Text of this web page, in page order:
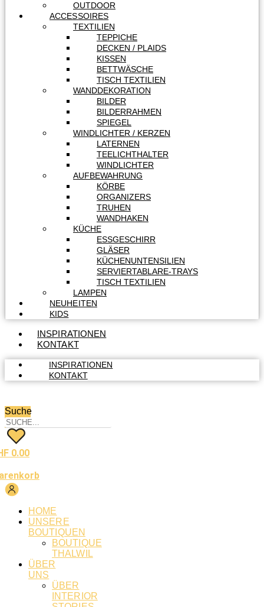
OUTDOOR
ACCESSOIRES
TEXTILIEN
TEPPICHE
DECKEN / PLAIDS
KISSEN
BETTWÄSCHE
TISCH TEXTILIEN
WANDDEKORATION
BILDER
BILDERRAHMEN
SPIEGEL
WINDLICHTER / KERZEN
LATERNEN
TEELICHTHALTER
WINDLICHTER
AUFBEWAHRUNG
KÖRBE
ORGANIZERS
TRUHEN
WANDHAKEN
KÜCHE
ESSGESCHIRR
GLÄSER
KÜCHENUNTENSILIEN
SERVIERTABLARE-TRAYS
TISCH TEXTILIEN
LAMPEN
NEUHEITEN
KIDS
INSPIRATIONEN
KONTAKT
INSPIRATIONEN
KONTAKT
Suche
0.00
HOME
UNSERE
BOUTIQUEN
BOUTIQUE
THALWIL
ÜBER
UNS
ÜBER
INTERIOR